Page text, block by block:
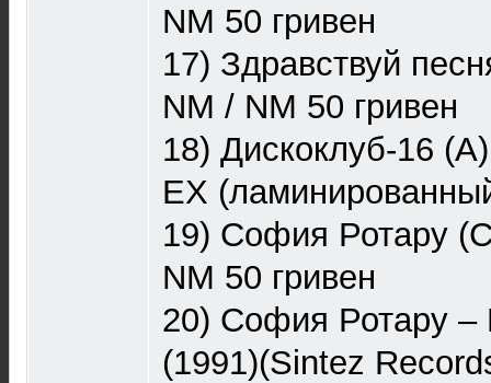
NM 50 гривен
17) Здравствуй
NM / NM 50 гривен
18) Дискоклуб-16
EX
19) София Ротару
NM 50 гривен
20) София Ротару ‎–
(1991)(Sintez